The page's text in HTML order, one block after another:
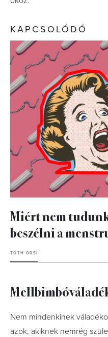
KAPCSOLÓDÓ
Miért nem
beszélni a
TÓTH ORSI
Nem mindenkinek
azok, akiknek nemrég